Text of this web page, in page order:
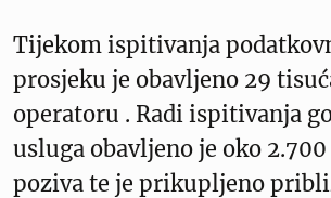
Tijekom ispitivanja
prosjeku je obavljeno 29
operatoru . Radi ispitivanja
usluga obavljeno je oko
poziva te je prikupljeno